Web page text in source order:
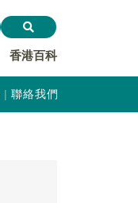
香港百科
聯絡我們